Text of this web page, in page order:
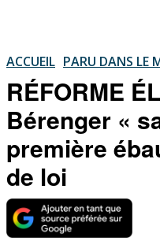
ACCUEIL PARU DANS LE
RÉFORME
Bérenger «
première
de loi